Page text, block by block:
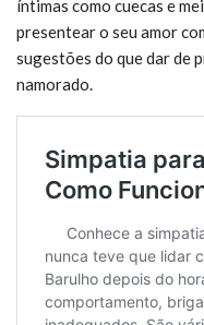
íntimas como cuecas e
presentear o seu amor
sugestões do que dar de
namorado.